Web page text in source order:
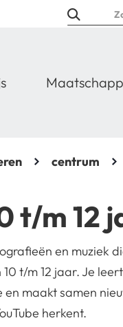
centrum
t/m 12
en muziek
t/m 12 jaar. Je
maakt samen
herkent.